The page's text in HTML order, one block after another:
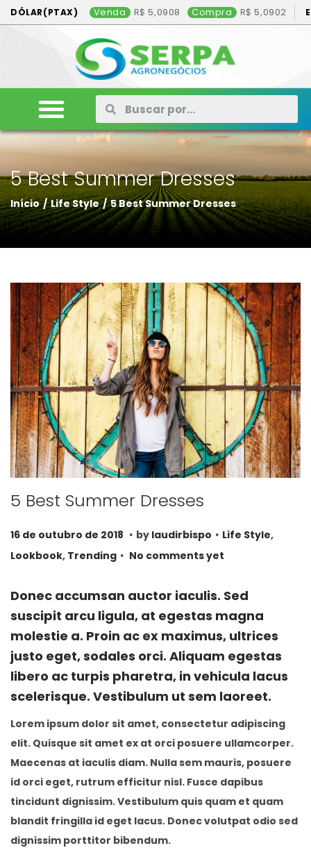
DÓLAR(PTAX) Venda 5,0908 Compra 5,0902
5 Best Summer Dresses
Início / Life Style / 5 Best Summer Dresses
5 Best Summer Dresses
P
o
t
e
o
n
16 de outubro de 2018 2
8
e
a
g
t
d
e
2
0
2
1
. by laudirbispo . P
o
t
e
Life Style,
Lookbook, Trending . No comments yet
Donec accumsan auctor iaculis. Sed
suscipit arcu ligula, at egestas magna
molestie a. Proin ac ex maximus, ultrices
justo eget, sodales orci. Aliquam egestas
libero ac turpis pharetra, in vehicula lacus
scelerisque. Vestibulum ut sem laoreet.
Lorem ipsum dolor sit amet, consectetur adipiscing
elit. Quisque sit amet ex at orci posuere ullamcorper.
Maecenas at iaculis diam. Nulla sem mauris, posuere
id orci eget, rutrum efficitur nisl. Fusce dapibus
tincidunt dignissim. Vestibulum quis quam et quam
blandit fringilla id eget lacus. Donec volutpat odio sed
dignissim porttitor bibendum.